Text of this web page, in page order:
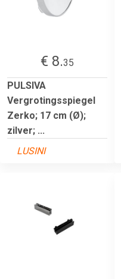
€ 8.35
PULSIVA
Vergrotingsspiegel
Zerko; 17 cm (Ø);
zilver; ...
LUSINI